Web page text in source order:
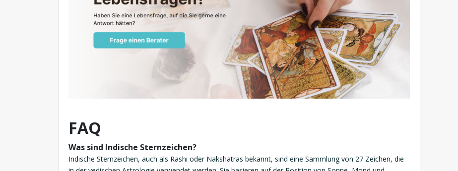
FAQ
Was sind Indische Sternzeichen?
Indische Sternzeichen, auch als Rashi oder Nakshatras bekannt, sind eine Sammlung von 27 Zeichen, die